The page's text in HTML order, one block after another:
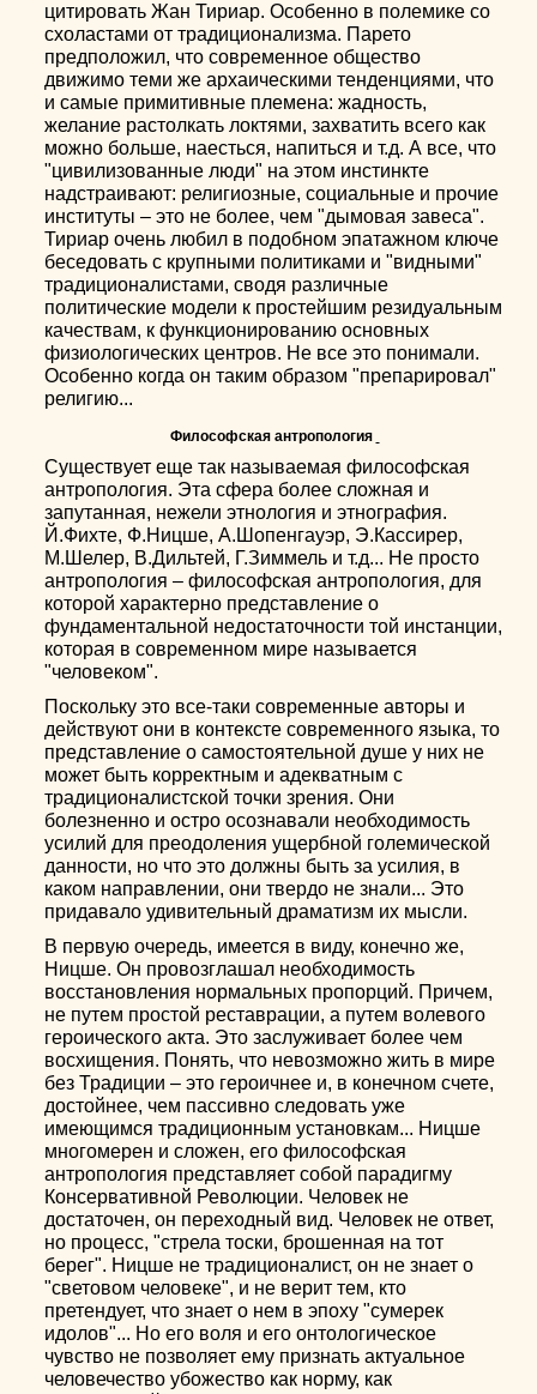
цитировать Жан Тириар. Особенно в полемике со
схоластами от традиционализма. Парето
предположил, что современное общество
движимо теми же архаическими тенденциями, что
и самые примитивные племена: жадность,
желание растолкать локтями, захватить всего как
можно больше, наесться, напиться и т.д. А все, что
"цивилизованные люди" на этом инстинкте
надстраивают: религиозные, социальные и прочие
институты – это не более, чем "дымовая завеса".
Тириар очень любил в подобном эпатажном ключе
беседовать с крупными политиками и "видными"
традиционалистами, сводя различные
политические модели к простейшим резидуальным
качествам, к функционированию основных
физиологических центров. Не все это понимали.
Особенно когда он таким образом "препарировал"
религию...
Философская антропология
Существует еще так называемая философская
антропология. Эта сфера более сложная и
запутанная, нежели этнология и этнография.
Й.Фихте, Ф.Ницше, А.Шопенгауэр, Э.Кассирер,
М.Шелер, В.Дильтей, Г.Зиммель и т.д... Не просто
антропология – философская антропология, для
которой характерно представление о
фундаментальной недостаточности той инстанции,
которая в современном мире называется
"человеком".
Поскольку это все-таки современные авторы и
действуют они в контексте современного языка, то
представление о самостоятельной душе у них не
может быть корректным и адекватным с
традиционалистской точки зрения. Они
болезненно и остро осознавали необходимость
усилий для преодоления ущербной големической
данности, но что это должны быть за усилия, в
каком направлении, они твердо не знали... Это
придавало удивительный драматизм их мысли.
В первую очередь, имеется в виду, конечно же,
Ницше. Он провозглашал необходимость
восстановления нормальных пропорций. Причем,
не путем простой реставрации, а путем волевого
героического акта. Это заслуживает более чем
восхищения. Понять, что невозможно жить в мире
без Традиции – это героичнее и, в конечном счете,
достойнее, чем пассивно следовать уже
имеющимся традиционным установкам... Ницше
многомерен и сложен, его философская
антропология представляет собой парадигму
Консервативной Революции. Человек не
достаточен, он переходный вид. Человек не ответ,
но процесс, "стрела тоски, брошенная на тот
берег". Ницше не традиционалист, он не знает о
"световом человеке", и не верит тем, кто
претендует, что знает о нем в эпоху "сумерек
идолов"... Но его воля и его онтологическое
чувство не позволяет ему признать актуальное
человечество убожество как норму, как